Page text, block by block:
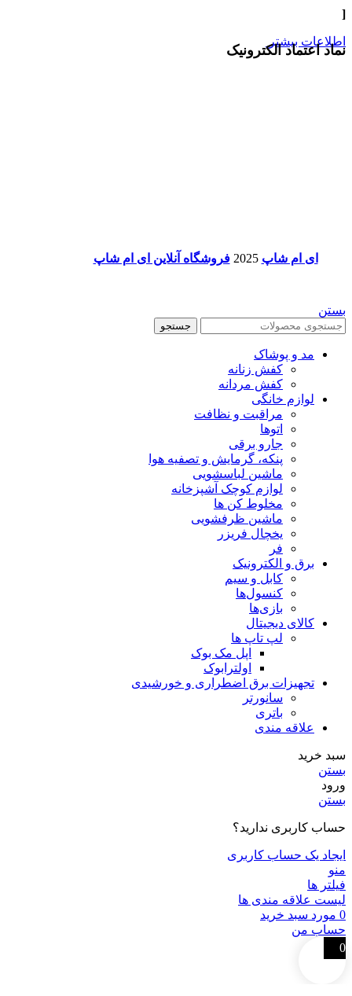
[
اطلاعات بیشتر
نماد اعتماد الکترونیک
ای ام شاپ 2025 فروشگاه آنلاین ای ام شاپ
بستن
جستجو
مد و پوشاک
کفش زنانه
کفش مردانه
لوازم خانگی
مراقبت و نظافت
اتوها
جارو برقی
پنکه، گرمایش و تصفیه هوا
ماشین لباسشویی
لوازم کوچک آشپزخانه
مخلوط کن ها
ماشین ظرفشویی
یخچال فریزر
فر
برق و الکترونیک
کابل و سیم
کنسول‌ها
بازی‌ها
کالای دیجیتال
لپ تاپ ها
اپل مک بوک
اولترابوک
تجهیزات برق اضطراری و خورشیدی
سانورتر
باتری
علاقه مندی
سبد خرید
بستن
ورود
بستن
حساب کاربری ندارید؟
ایجاد یک حساب کاربری
منو
فیلتر ها
لیست علاقه مندی ها
0 مورد سبد خرید
حساب من
0